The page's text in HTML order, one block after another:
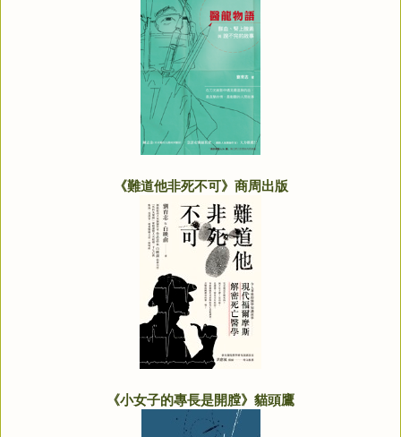
《難道他非死不可》商周出版
《小女子的專長是開膛》貓頭鷹